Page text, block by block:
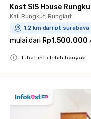
Kost SIS House
Kali Rungkut, Rungkut
1.2 km dari pt
mulai dari Rp1.500.000
Lihat info lebih banyak